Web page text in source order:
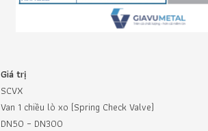
Giá trị
SCVX
Van 1 chiều lò xo (Spring Check Valve)
DN50 – DN300